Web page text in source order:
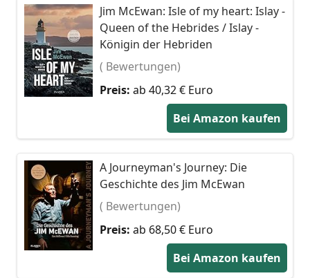
Jim McEwan: Isle of my heart: Islay -
Queen of the Hebrides / Islay -
Königin der Hebriden
( Bewertungen)
Preis: ab 40,32 € Euro
Bei Amazon kaufen
A Journeyman's Journey: Die
Geschichte des Jim McEwan
( Bewertungen)
Preis: ab 68,50 € Euro
Bei Amazon kaufen